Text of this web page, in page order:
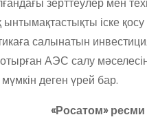
іске
салынатын
АЭС салу
деген үрей бар.
«Росатом»